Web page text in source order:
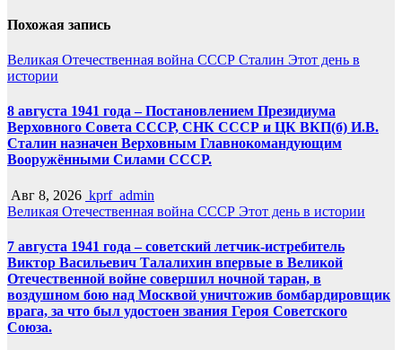
Похожая запись
Великая Отечественная война СССР Сталин Этот день в
истории
8 августа 1941 года – Постановлением Президиума
Верховного Совета СССР, СНК СССР и ЦК ВКП(б) И.В.
Сталин назначен Верховным Главнокомандующим
Вооружёнными Силами СССР.
Авг 8, 2026 kprf_admin
Великая Отечественная война СССР Этот день в истории
7 августа 1941 года – советский летчик-истребитель
Виктор Васильевич Талалихин впервые в Великой
Отечественной войне совершил ночной таран, в
воздушном бою над Москвой уничтожив бомбардировщик
врага, за что был удостоен звания Героя Советского
Союза.